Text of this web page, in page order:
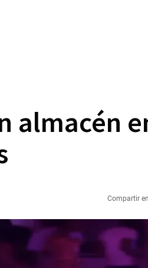
almacén
Compartir